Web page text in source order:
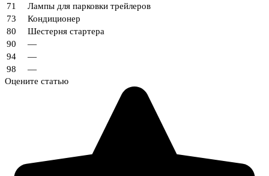
71
Лампы для парковки трейлеров
73
Кондиционер
80
Шестерня стартера
90
—
94
—
98
—
Оцените статью